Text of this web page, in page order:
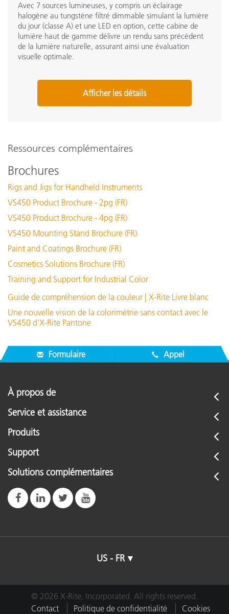
Avec 7 sources lumineuses, y compris un éclairage
halogène au tungstène filtré dimmable simulant la lumière
du jour (classe A) et une LED en option, cette cabine de
lumière haut de gamme délivre un rendu sans précédent
de la lumière naturelle, assurant ainsi une évaluation
visuelle optimale.
Afficher les détails
Ressources complémentaires
Brochures
Rigs and Jigs for Handheld Instruments
VS450 Product Brochure - 2pg (FR)
VS450 Product Brochure - 4pg (FR)
VS450 Mounting Stand Brochure (FR)
Paint and Coatings Brochure (FR)
Cosmetics Solutions Brochure (FR)
Training and Support for Industrial Color
Guide de compréhension de la couleur | X-Rite Livre blanc
Une nouvelle vision de la colorimétrie sans contact avec le
VS450 d’X-Rite Pantone
Formulaire Appel
À propos de
Service et assistance
Produits
Support
Solutions complémentaires
US - FR
© 2026 X-Rite, Incorporated. All rights reserved.
Contact
Politique de confidentialité Cookies